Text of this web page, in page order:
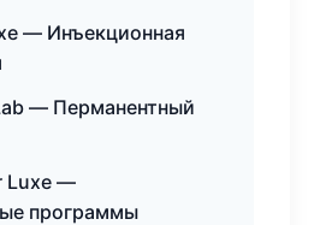
— Инъекционная
— Перманентный
Luxe —
программы